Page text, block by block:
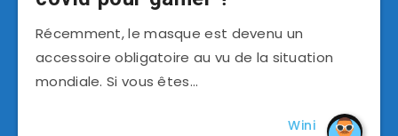
Récemment, le masque est devenu un
accessoire obligatoire au vu de la situation
mondiale. Si vous êtes…
Wini